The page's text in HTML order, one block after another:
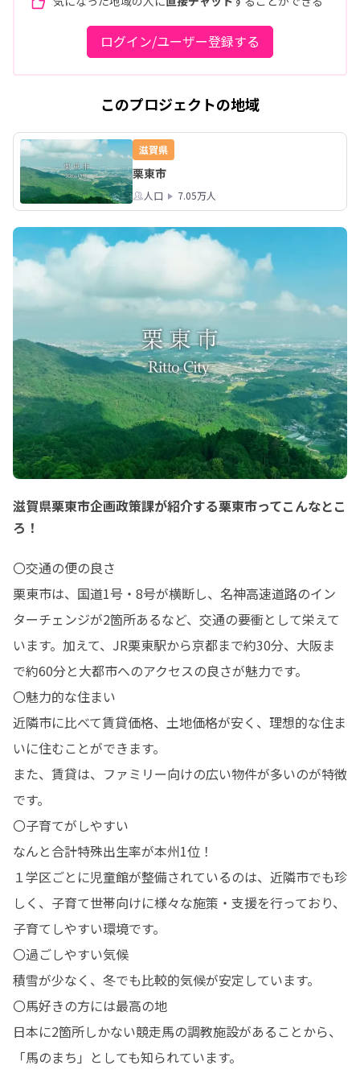
ログイン/ユーザー登録する
このプロジェクトの地域
滋賀県
栗東市
人口 7.05万人
滋賀県栗東市企画政策課が紹介する栗東市ってこんなとこ
ろ！
〇交通の便の良さ
栗東市は、国道1号・8号が横断し、名神高速道路のイン
ターチェンジが2箇所あるなど、交通の要衝として栄えて
います。加えて、JR栗東駅から京都まで約30分、大阪ま
で約60分と大都市へのアクセスの良さが魅力です。
〇魅力的な住まい
近隣市に比べて賃貸価格、土地価格が安く、理想的な住ま
いに住むことができます。
また、賃貸は、ファミリー向けの広い物件が多いのが特徴
です。
〇子育てがしやすい
なんと合計特殊出生率が本州1位！
１学区ごとに児童館が整備されているのは、近隣市でも珍
しく、子育て世帯向けに様々な施策・支援を行っており、
子育てしやすい環境です。
〇過ごしやすい気候
積雪が少なく、冬でも比較的気候が安定しています。
〇馬好きの方には最高の地
日本に2箇所しかない競走馬の調教施設があることから、
「馬のまち」としても知られています。